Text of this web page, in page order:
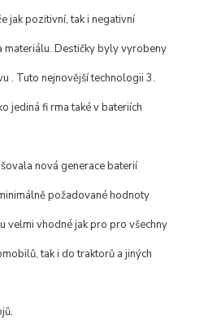
jak pozitivní, tak i negativní
Destičky byly vyrobeny
. Tuto nejnovější technologii 3.
jediná fi rma také v bateriích
nová generace baterií
požadované hodnoty
velmi vhodné jak pro pro všechny
tak i do traktorů a jiných